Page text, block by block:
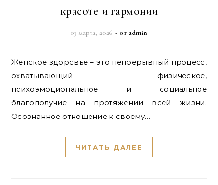
красоте и гармонии
19 марта, 2026 - от admin
Женское здоровье – это непрерывный процесс,
охватывающий физическое,
психоэмоциональное и социальное
благополучие на протяжении всей жизни.
Осознанное отношение к своему…
ЧИТАТЬ ДАЛЕЕ